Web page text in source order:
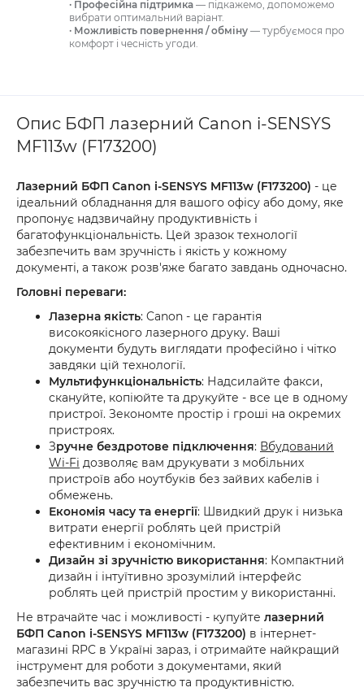
· Професійна підтримка — підкажемо, допоможемо
вибрати оптимальний варіант.
· Можливість повернення / обміну — турбуємося про
комфорт і чесність угоди.
Опис БФП лазерний Canon i-SENSYS
MF113w (F173200)
Лазерний БФП Canon i-SENSYS MF113w (F173200) - це
ідеальний обладнання для вашого офісу або дому, яке
пропонує надзвичайну продуктивність і
багатофункціональність. Цей зразок технології
забезпечить вам зручність і якість у кожному
документі, а також розв'яже багато завдань одночасно.
Головні переваги:
Лазерна якість: Canon - це гарантія
високоякісного лазерного друку. Ваші
документи будуть виглядати професійно і чітко
завдяки цій технології.
Мультифункціональність: Надсилайте факси,
скануйте, копіюйте та друкуйте - все це в одному
пристрої. Зекономте простір і гроші на окремих
пристроях.
Зручне бездротове підключення: Вбудований
Wi-Fi дозволяє вам друкувати з мобільних
пристроїв або ноутбуків без зайвих кабелів і
обмежень.
Економія часу та енергії: Швидкий друк і низька
витрати енергії роблять цей пристрій
ефективним і економічним.
Дизайн зі зручністю використання: Компактний
дизайн і інтуїтивно зрозумілий інтерфейс
роблять цей пристрій простим у використанні.
Не втрачайте час і можливості - купуйте лазерний
БФП Canon i-SENSYS MF113w (F173200) в інтернет-
магазині RPC в Україні зараз, і отримайте найкращий
інструмент для роботи з документами, який
забезпечить вас зручністю та продуктивністю.